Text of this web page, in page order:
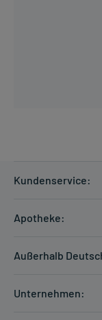
Kundenservice:
Zahlungsarten
Hilfe
Apotheke:
Außerhalb
Unternehmen: